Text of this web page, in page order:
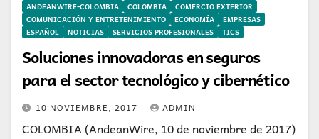
ANDEANWIRE-COLOMBIA COLOMBIA
COMERCIO EXTERIOR
COMUNICACIÓN Y ENTRETENIMIENTO
ECONOMÍA
EMPRESAS
ESPAÑOL
NOTICIAS SERVICIOS PROFESIONALES TICS
Soluciones innovadoras en seguros
para el sector tecnológico y cibernético
10 NOVIEMBRE, 2017 ADMIN
COLOMBIA (AndeanWire, 10 de noviembre de 2017)